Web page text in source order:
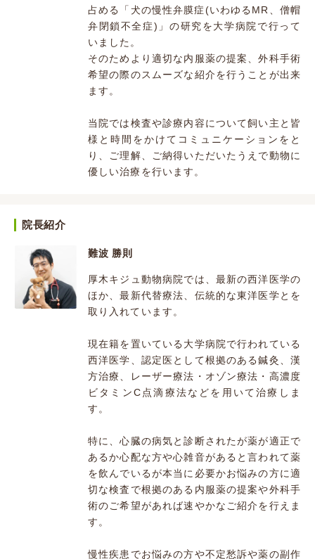
占める「犬の慢性弁膜症(いわゆるMR、僧帽
弁閉鎖不全症)」の研究を大学病院で行って
いました。
そのためより適切な内服薬の提案、外科手術
希望の際のスムーズな紹介を行うことが出来
ます。
当院では検査や診療内容について飼い主と皆
様と時間をかけてコミュニケーションをと
り、ご理解、ご納得いただいたうえで動物に
優しい治療を行います。
院長紹介
難波 勝則
厚木キジュ動物病院では、最新の西洋医学の
ほか、最新代替療法、伝統的な東洋医学とを
取り入れています。
現在籍を置いている大学病院で行われている
西洋医学、認定医として根拠のある鍼灸、漢
方治療、レーザー療法・オゾン療法・高濃度
ビタミンC点滴療法などを用いて治療しま
す。
特に、心臓の病気と診断されたが薬が適正で
あるか心配な方や心雑音があると言われて薬
を飲んでいるが本当に必要かお悩みの方に適
切な検査で根拠のある内服薬の提案や外科手
術のご希望があれば速やかなご紹介を行えま
す。
慢性疾患でお悩みの方や不定愁訴や薬の副作